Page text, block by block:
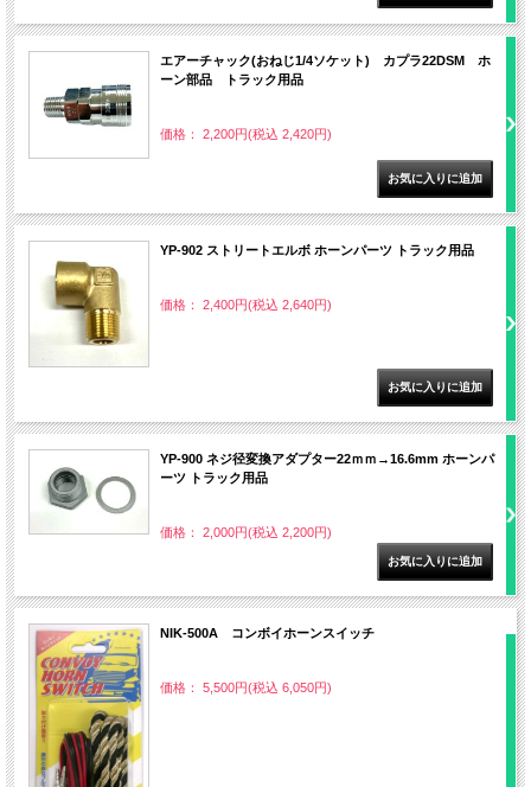
エアーチャック(おねじ1/4ソケット) カプラ22DSM ホ
ーン部品 トラック用品
価格： 2,200円(税込 2,420円)
YP-902 ストリートエルボ ホーンパーツ トラック用品
価格： 2,400円(税込 2,640円)
YP-900 ネジ径変換アダプター22ｍｍ→16.6mm ホーンパ
ーツ トラック用品
価格： 2,000円(税込 2,200円)
NIK-500A コンボイホーンスイッチ
価格： 5,500円(税込 6,050円)